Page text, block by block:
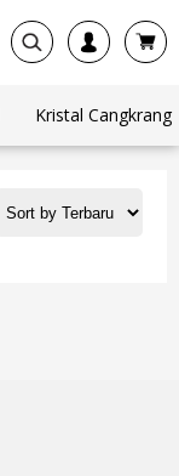
Kristal Cangkrang